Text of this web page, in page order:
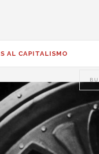
AL CAPITALISMO